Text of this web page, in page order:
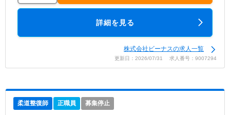
詳細を見る
株式会社ビーナスの求人一覧
更新日：2026/07/31 求人番号：9007294
柔道整復師 正職員 募集停止